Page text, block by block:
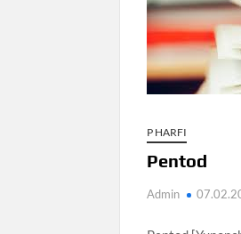
P HARFI
Pentod
Admin